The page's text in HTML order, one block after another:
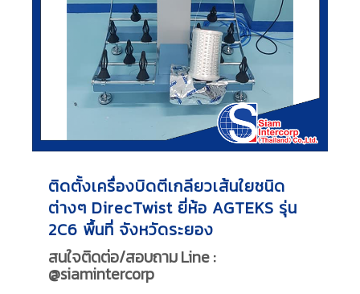
ติดตั้งเครื่องบิดตีเกลียวเส้นใยชนิด
ต่างๆ DirecTwist ยี่ห้อ AGTEKS รุ่น
2C6 พื้นที่ จังหวัดระยอง
สนใจติดต่อ/สอบถาม Line :
@siamintercorp